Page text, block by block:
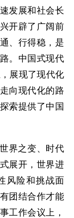
发展和社会长
开辟了广阔前
、行得稳，是
。中国式现代
展现了现代化
向现代化的路
索提供了中国
界之变、时代
展开，世界进
风险和挑战面
团结合作才能
工作会议上，